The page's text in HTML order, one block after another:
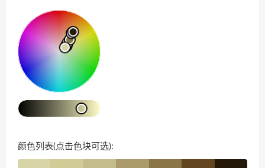
颜色列表(点击色块可选):